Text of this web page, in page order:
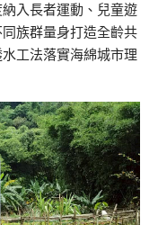
入長者運動、兒童遊
族群量身打造全齡共
工法落實海綿城市理